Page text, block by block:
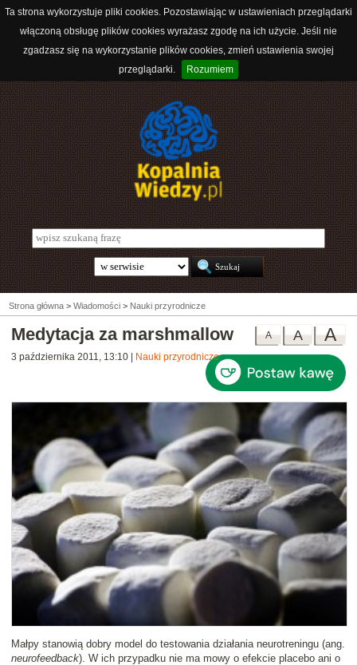
Ta strona wykorzystuje pliki cookies. Pozostawiając w ustawieniach przeglądarki
włączoną obsługę plików cookies wyrażasz zgodę na ich użycie. Jeśli nie
zgadzasz się na wykorzystanie plików cookies, zmień ustawienia swojej
przeglądarki.
Rozumiem
Strona główna > Wiadomości > Nauki przyrodnicze
A
A
A
Medytacja za marshmallow
3 października 2011, 13:10 Nauki przyrodnicze
Małpy stanowią dobry model do testowania działania neurotreningu (ang.
neurofeedback). W ich przypadku nie ma mowy o efekcie placebo ani o